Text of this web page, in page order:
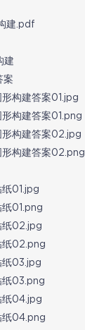
建.pdf
建
案
形构建答案01.jpg
形构建答案01.png
形构建答案02.jpg
形构建答案02.png
纸01.jpg
纸01.png
纸02.jpg
纸02.png
纸03.jpg
纸03.png
纸04.jpg
纸04.png